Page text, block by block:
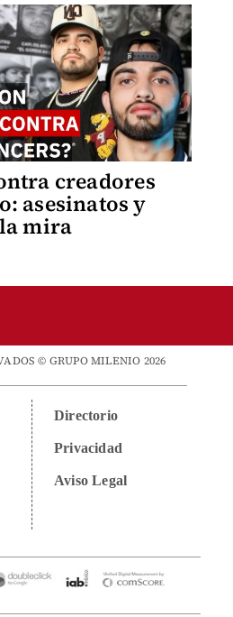
creadores
asesinatos y
mira
© GRUPO MILENIO 2026
Directorio
Privacidad
Aviso Legal